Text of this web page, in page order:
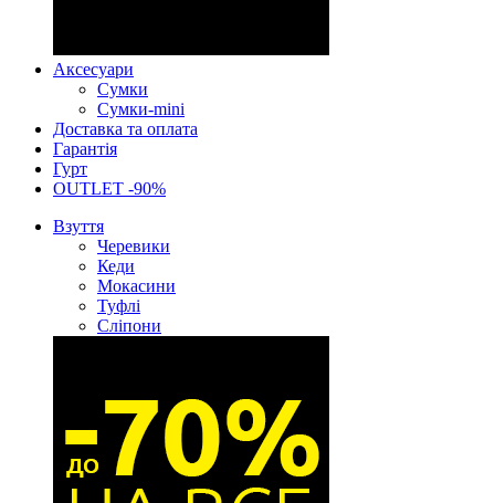
Аксесуари
Сумки
Сумки-mini
Доставка та оплата
Гарантія
Гурт
OUTLET -90%
Взуття
Черевики
Кеди
Мокасини
Туфлі
Сліпони